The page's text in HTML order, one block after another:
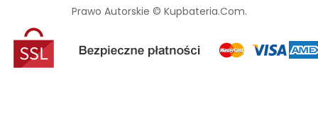
Prawo Autorskie © Kupbateria.com.